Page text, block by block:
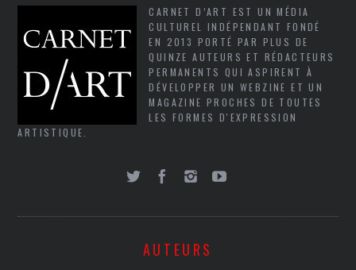
CARNET D’ART EST UN MÉDIA
CULTUREL INDÉPENDANT FONDÉ
EN 2013 PORTÉ PAR PLUS DE
QUINZE AUTEURS ET RÉDACTEURS
PERMANENTS QUI ASPIRENT À
DÉVELOPPER UN WEBZINE ET UN
MAGAZINE PROCHES DE TOUTES
LES FORMES D'EXPRESSION
ARTISTIQUE.
AUTEURS